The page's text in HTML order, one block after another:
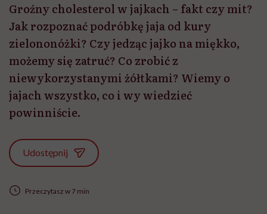
Groźny cholesterol w jajkach – fakt czy mit?
Jak rozpoznać podróbkę jaja od kury
zielononóżki? Czy jedząc jajko na miękko,
możemy się zatruć? Co zrobić z
niewykorzystanymi żółtkami? Wiemy o
jajach wszystko, co i wy wiedzieć
powinniście.
Udostępnij
Przeczytasz w 7 min